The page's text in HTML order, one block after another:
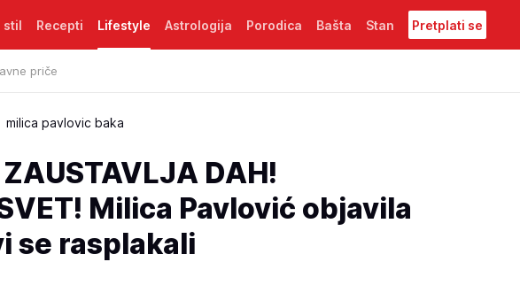
stil Recepti Lifestyle
priče
Astrologija Porodica Bašta Stan Pretplati se
milica pavlovic baka
DAH!
Milica Pavlović objavila
se rasplakali